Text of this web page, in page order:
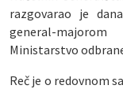
razgovarao je
general-
Ministarstvo
Reč je o redovnom